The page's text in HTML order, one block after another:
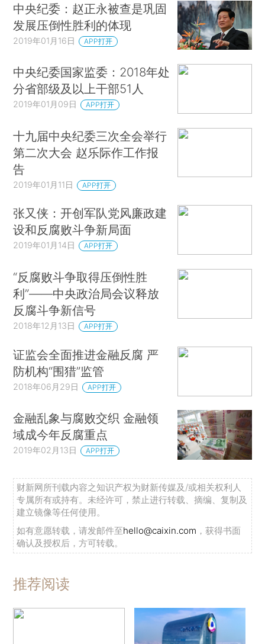
中央纪委：赵正永被查是巩固
发展压倒性胜利的体现
2019年01月16日 APP打开
中央纪委国家监委：2018年处
分省部级及以上干部51人
2019年01月09日 APP打开
十九届中央纪委三次全会举行
第二次大会 赵乐际作工作报
告
2019年01月11日 APP打开
张又侠：开创军队党风廉政建
设和反腐败斗争新局面
2019年01月14日 APP打开
“反腐败斗争取得压倒性胜
利”——中央政治局会议释放
反腐斗争新信号
2018年12月13日 APP打开
证监会全面推进金融反腐 严
防机构“围猎”监管
2018年06月29日 APP打开
金融乱象与腐败交织 金融领
域成今年反腐重点
2019年02月13日 APP打开
财新网所刊载内容之知识产权为财新传媒及/或相关权利人
专属所有或持有。未经许可，禁止进行转载、摘编、复制及
建立镜像等任何使用。
如有意愿转载，请发邮件至hello@caixin.com ，获得书面
确认及授权后，方可转载。
推荐阅读